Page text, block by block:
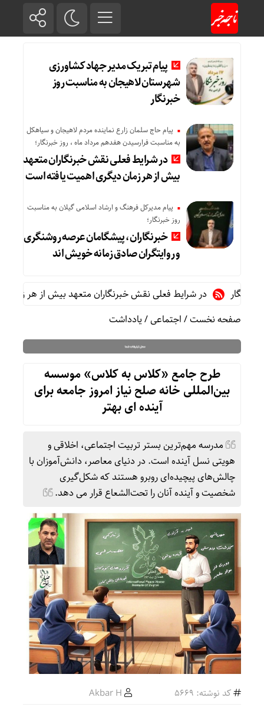
پیام تبریک مدیر جهاد کشاورزی
شهرستان لاهیجان به مناسبت روز
خبرنگار
پیام حاج سلمان زارع نماینده مردم لاهیجان و سیاهکل
به مناسبت فرارسیدن هفدهم مرداد ماه ، روز خبرنگار؛
در شرایط فعلی نقش خبرنگاران متعهد
بیش از هر زمان دیگری اهمیت یافته است
پیام مدیرکل فرهنگ و ارشاد اسلامی گیلان به مناسبت
روز خبرنگار؛
خبرنگاران، پیشگامان عرصه روشنگری
و روایتگران صادق زمانه خویش‌ اند
در شرایط فعلی نقش خبرنگاران متعهد بیش از هر زمان دیگری
صفحه نخست/اجتماعی/یادداشت
طرح جامع «کلاس به کلاس» موسسه
بین‌المللی خانه صلح نیاز امروز جامعه برای
آینده ای بهتر
مدرسه مهم‌ترین بستر تربیت اجتماعی، اخلاقی و
هویتی نسل آینده است. در دنیای معاصر، دانش‌آموزان با
چالش‌های پیچیده‌ای روبرو هستند که شکل‌گیری
شخصیت و آینده آنان را تحت‌الشعاع قرار می‌ دهد.
کد نوشته: 5669
Akbar H